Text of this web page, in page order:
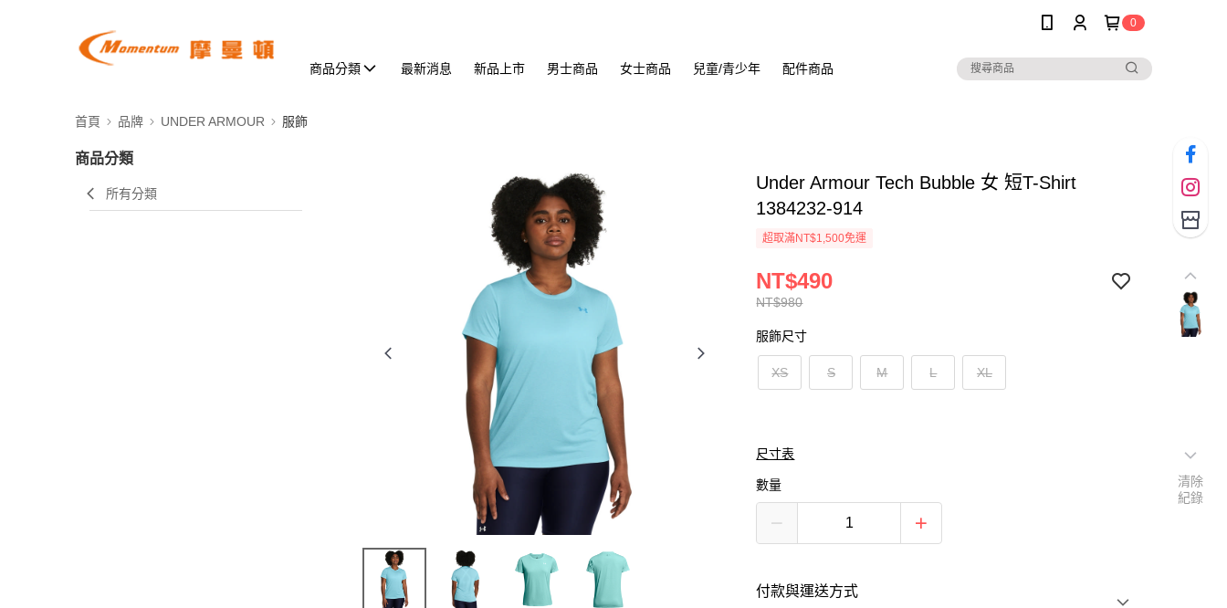
0
商品分類 最新消息 新品上市 男士商品 女士商品 兒童/青少年 配件商品
首頁 品牌 UNDER ARMOUR 服飾
商品分類
所有分類
Under Armour Tech Bubble 女 短T-Shirt
1384232-914
超取滿NT$1,500免運
NT$980
NT$490
服飾尺寸
XS S M L XL
尺寸表
數量
付款與運送方式
清除
紀錄